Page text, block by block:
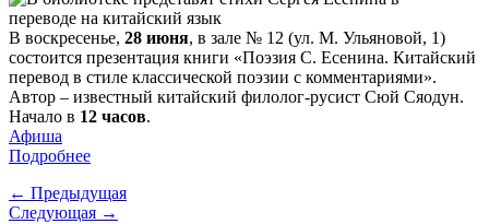
В воскресенье, 28 июня, в зале № 12 (ул. М. Ульяновой, 1)
состоится презентация книги «Поэзия С. Есенина. Китайский
перевод в стиле классической поэзии с комментариями».
Автор – известный китайский филолог-русист Сюй Сяодун.
Начало в 12 часов.
Афиша
Подробнее
← Предыдущая
Следующая →